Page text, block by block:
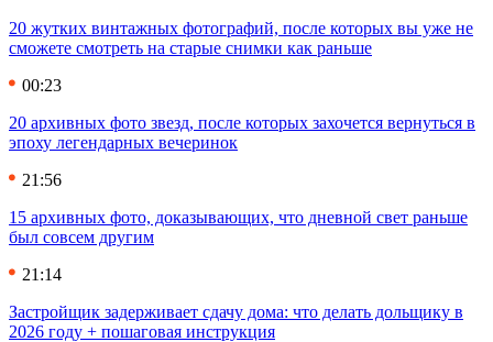
20 жутких винтажных фотографий, после которых вы уже не
сможете смотреть на старые снимки как раньше
00:23
20 архивных фото звезд, после которых захочется вернуться в
эпоху легендарных вечеринок
21:56
15 архивных фото, доказывающих, что дневной свет раньше
был совсем другим
21:14
Застройщик задерживает сдачу дома: что делать дольщику в
2026 году + пошаговая инструкция